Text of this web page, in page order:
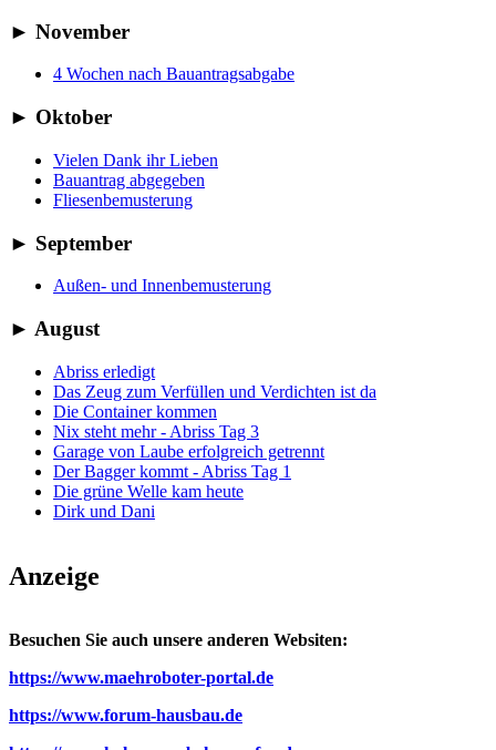
► November
4 Wochen nach Bauantragsabgabe
► Oktober
Vielen Dank ihr Lieben
Bauantrag abgegeben
Fliesenbemusterung
► September
Außen- und Innenbemusterung
► August
Abriss erledigt
Das Zeug zum Verfüllen und Verdichten ist da
Die Container kommen
Nix steht mehr - Abriss Tag 3
Garage von Laube erfolgreich getrennt
Der Bagger kommt - Abriss Tag 1
Die grüne Welle kam heute
Dirk und Dani
Anzeige
Besuchen Sie auch unsere anderen Websiten:
https://www.maehroboter-portal.de
https://www.forum-hausbau.de